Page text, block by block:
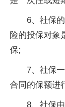
6、社保
险的投保对象
保;
7、社保
合同的保额进
8、社保